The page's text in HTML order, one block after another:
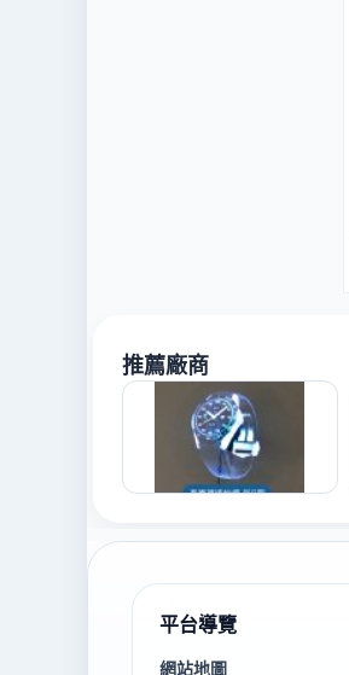
推薦廠商
平台導覽
網站地圖